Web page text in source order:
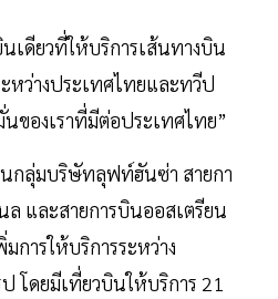
เดียวที่ให้บริการเส้นทางบิน
หว่างประเทศไทยและทวีป
นของเราที่มีต่อประเทศไทย”
นกลุ่มบริษัทลุฟท์ฮันซ่า สายกา
และสายการบินออสเตรียน
การให้บริการระหว่าง
โดยมีเที่ยวบินให้บริการ 21